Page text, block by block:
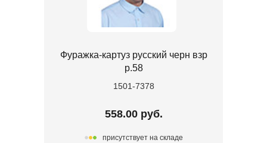
Фуражка-картуз русский черн взр
р.58
1501-7378
558.00 руб.
присутствует на складе